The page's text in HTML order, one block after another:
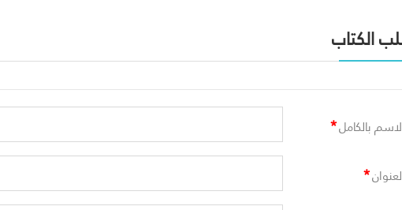
الكتاب
بالكامل*
*